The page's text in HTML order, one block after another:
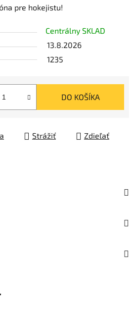
pre hokejistu!
Centrálny SKLAD
13.8.2026
1235
DO KOŠÍKA
Strážiť Zdieľať